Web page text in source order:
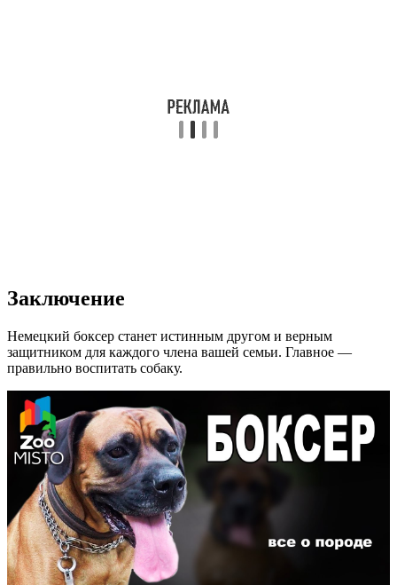
Заключение
Немецкий боксер станет истинным другом и верным
защитником для каждого члена вашей семьи. Главное —
правильно воспитать собаку.